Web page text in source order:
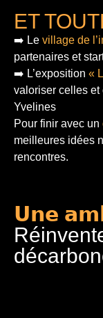
ET
➡️ Le village de
partenaires et
➡️ L’exposition «
valoriser celles et
Yvelines
Pour finir avec un
meilleures idées
rencontres.
𝗨𝗻𝗲